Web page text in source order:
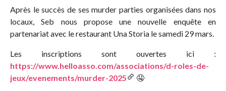
Après le succès de ses murder parties organisées dans nos
locaux, Seb nous propose une nouvelle enquête en
partenariat avec le restaurant Una Storia le samedi 29 mars.
Les inscriptions sont ouvertes ici :
https://www.helloasso.com/associations/d-roles-de-
jeux/evenements/murder-2025
🤤